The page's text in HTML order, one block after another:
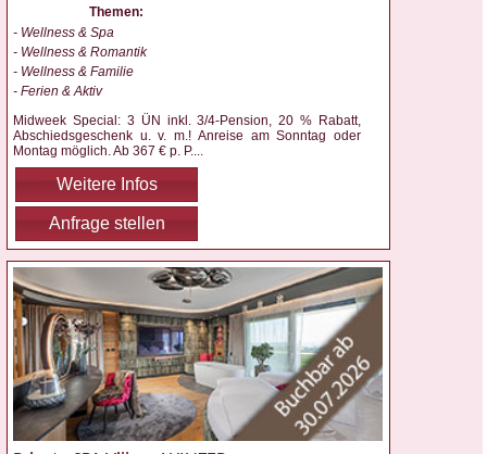
Themen:
- Wellness & Spa
- Wellness & Romantik
- Wellness & Familie
- Ferien & Aktiv
Midweek Special: 3 ÜN inkl. 3/4-Pension, 20 % Rabatt,
Abschiedsgeschenk u. v. m.! Anreise am Sonntag oder
Montag möglich. Ab 367 € p. P.
Weitere Infos
Anfrage stellen